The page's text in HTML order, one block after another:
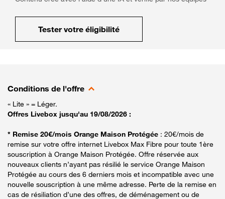
Tester votre éligibilité
Conditions de l'offre
« Lite » = Léger.
Offres Livebox jusqu'au 19/08/2026 :
* Remise 20€/mois Orange Maison Protégée : 20€/mois de
remise sur votre offre internet Livebox Max Fibre pour toute 1ère
souscription à Orange Maison Protégée. Offre réservée aux
nouveaux clients n’ayant pas résilié le service Orange Maison
Protégée au cours des 6 derniers mois et incompatible avec une
nouvelle souscription à une même adresse. Perte de la remise en
cas de résiliation d’une des offres, de déménagement ou de